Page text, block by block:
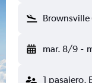
Brownsville
mar. 8/9 -
1 pasajero,